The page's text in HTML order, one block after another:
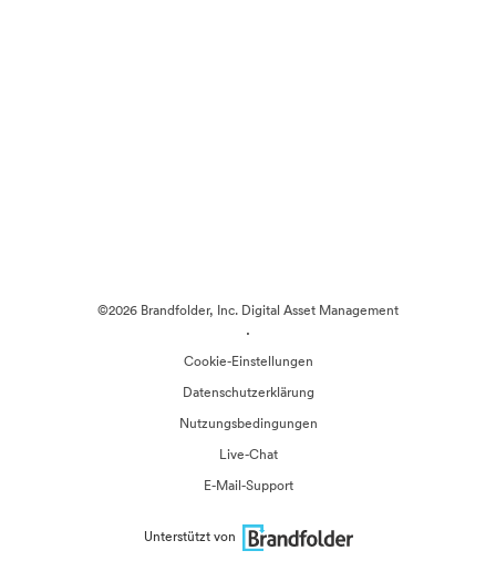
©2026 Brandfolder, Inc. Digital Asset Management
·
Cookie-Einstellungen
Datenschutzerklärung
Nutzungsbedingungen
Live-Chat
E-Mail-Support
Unterstützt von